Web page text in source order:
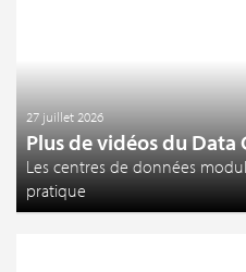
27 juillet 2026
Plus de vidéos du Data
Les centres de données
pratique